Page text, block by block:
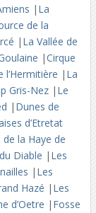
| La
de la
| La Vallée de
|Cirque
l’Hermitière | La
Gris-Nez | Le
| Dunes de
d’Etretat
de la Haye de
Diable | Les
| Les
Hazé | Les
d’Oetre | Fosse